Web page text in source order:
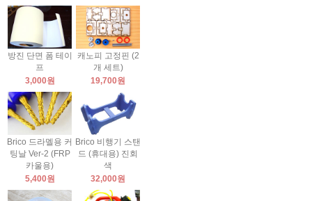
방진 단면 폼 테이
프
3,000원
캐노피 고정핀 (2
개 세트)
19,700원
Brico 드라멜용 커
팅날 Ver-2 (FRP
카울용)
5,400원
Brico 비행기 스탠
드 (휴대용) 진회
색
32,000원